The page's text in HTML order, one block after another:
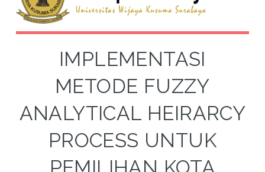
IMPLEMENTASI
METODE FUZZY
ANALYTICAL HEIRARCY
PROCESS UNTUK